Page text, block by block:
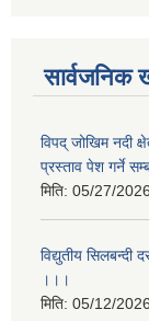
सार्वजनिक
विपद् जोखिम नदी
प्रस्ताव पेश गर्ने
मिति: 05/27/
विद्युतीय
।।।
मिति: 05/12/